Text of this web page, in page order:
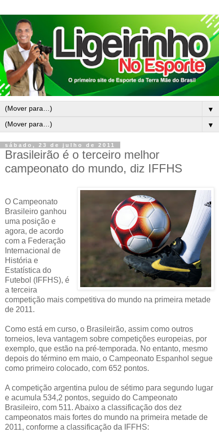
▼
▼
sábado, 23 de julho de 2011
Brasileirão é o terceiro melhor
campeonato do mundo, diz IFFHS
O Campeonato
Brasileiro ganhou
uma posição e
agora, de acordo
com a Federação
Internacional de
História e
Estatística do
Futebol (IFFHS), é
a terceira
competição mais competitiva do mundo na primeira metade
de 2011.
Como está em curso, o Brasileirão, assim como outros
torneios, leva vantagem sobre competições europeias, por
exemplo, que estão na pré-temporada. No entanto, mesmo
depois do término em maio, o Campeonato Espanhol segue
como primeiro colocado, com 652 pontos.
A competição argentina pulou de sétimo para segundo lugar
e acumula 534,2 pontos, seguido do Campeonato
Brasileiro, com 511. Abaixo a classificação dos dez
campeonatos mais fortes do mundo na primeira metade de
2011, conforme a classificação da IFFHS: